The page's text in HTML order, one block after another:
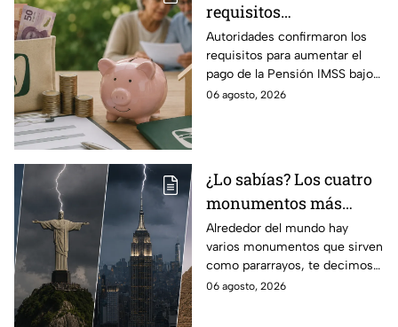
requisitos
indispensables para
incrementar el pago de
la Pensión IMSS bajo el
régimen de la Ley 73
Autoridades confirmaron los
requisitos para aumentar el
pago de la Pensión IMSS bajo
la Ley 73, ¿cuáles son?
06 agosto, 2026
¿Lo sabías? Los cuatro
monumentos más
famosos del mundo que
también funcionan
como pararrayos
Alrededor del mundo hay
varios monumentos que sirven
como pararrayos, te decimos
los cuatro más icónicos y
06 agosto, 2026